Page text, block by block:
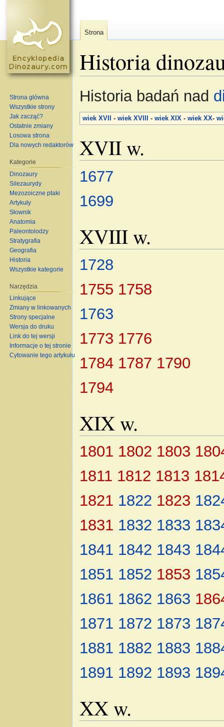
Historia
Historia badań nad
wiek XVII -wiek XVIII -wiek XIX -wiek XX-
XVII w.
1677
1699
XVIII w.
1728
1755 1758
1763
1773 1776
1784 1787 1790
1794
XIX w.
1801 1802 1803
1811 1812 1813
1821 1822 1823
1831 1832 1833
1841 1842 1843
1851 1852 1853
1861 1862 1863
1871 1872 1873
1881 1882 1883
1891 1892 1893
XX w.
Strona
Strona główna
Wszystkie strony
Jak zacząć?
Ostatnie zmiany
Losowa strona
Dla nowych redaktorów
Kategorie
Dinozaury
Silezaurydy
Mezozoiczne ptaki
Artykuły
Słownik
Anatomia
Paleontolodzy
Stratygrafia
Geografia
Historia
Wszystkie kategorie
Narzędzia
Linkujące
Zmiany w linkowanych
Strony specjalne
Wersja do druku
Link do tej wersji
Informacje o tej stronie
Cytowanie tego artykułu